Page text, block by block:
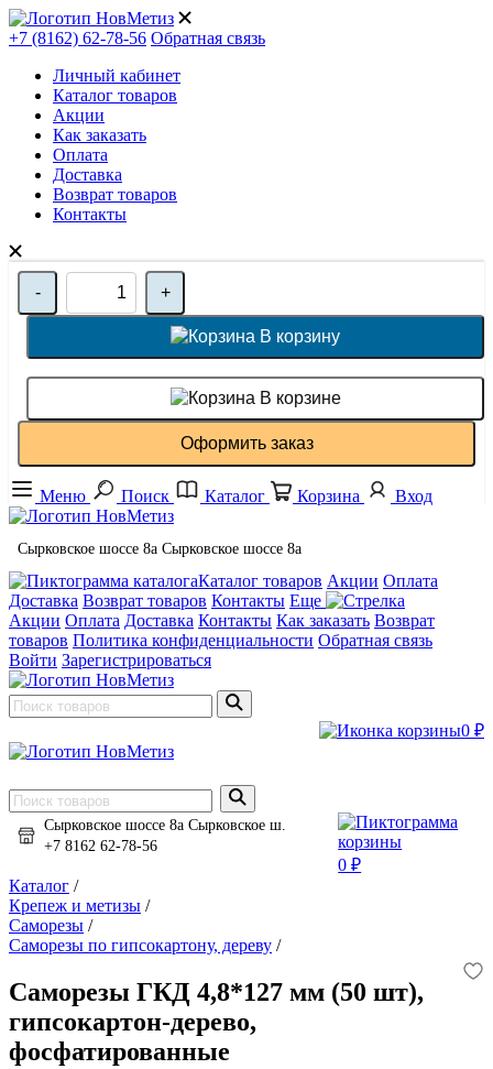
+7 (8162) 62-78-56 Обратная связь
Личный кабинет
Каталог товаров
Акции
Как заказать
Оплата
Доставка
Возврат товаров
Контакты
- +
В корзину
В корзине
Оформить заказ
Меню Поиск Каталог Корзина Вход
Сырковское шоссе 8а Сырковское шоссе 8а
Каталог товаров Акции Оплата
Доставка Возврат товаров Контакты Еще
Акции Оплата Доставка Контакты Как заказать Возврат
товаров Политика конфиденциальности Обратная связь
Войти Зарегистрироваться
0 ₽
Сырковское шоссе 8а Сырковское ш.
+7 8162 62-78-56
0 ₽
Каталог /
Крепеж и метизы /
Саморезы /
Саморезы по гипсокартону, дереву /
Саморезы ГКД 4,8*127 мм (50 шт),
гипсокартон-дерево,
фосфатированные